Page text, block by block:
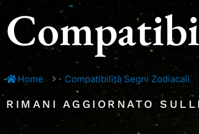
Home Compatibilità Segni Zodiacali
RIMANI AGGIORNATO